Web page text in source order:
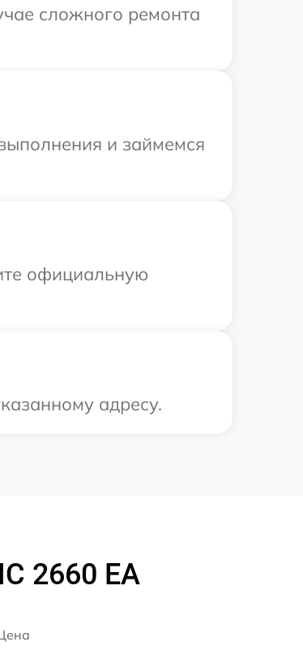
сложного ремонта
и займемся
официальную
адресу.
2660 EA